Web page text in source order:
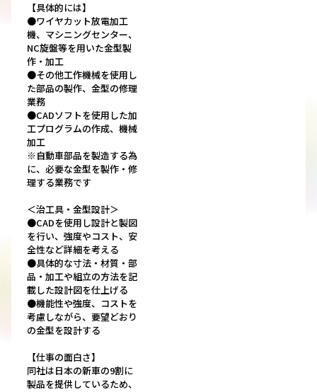
【具体的には】
●ワイヤカット放電加工
機、マシニングセンター、
NC旋盤等を用いた金型製
作・加工
●その他工作機械を使用し
た部品の製作、金型の修理
業務
●CADソフトを使用した加
工プログラムの作成、機械
加工
※自動車部品を製造する為
に、必要な金型を製作・修
理する業務です
＜治工具・金型設計＞
●CADを使用し設計と製図
を行い、強度やコスト、安
全性など詳細を考える
●具体的な寸法・材質・部
品・加工や組立の方法を記
載した設計図を仕上げる
●機能性や強度、コストを
考慮しながら、要望どおり
の金型を設計する
【仕事の面白さ】
同社は日本の新車の9割に
製品を提供しているため、